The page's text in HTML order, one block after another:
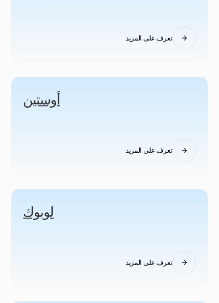
تعرف على المزيد
أوستين
تعرف على المزيد
لوبوك
تعرف على المزيد